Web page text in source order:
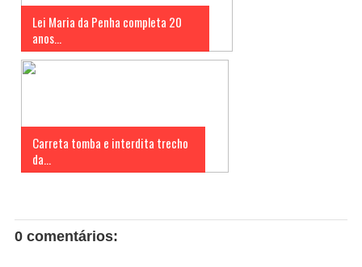
Lei Maria da Penha completa 20
anos...
Carreta tomba e interdita trecho
da...
0 comentários: